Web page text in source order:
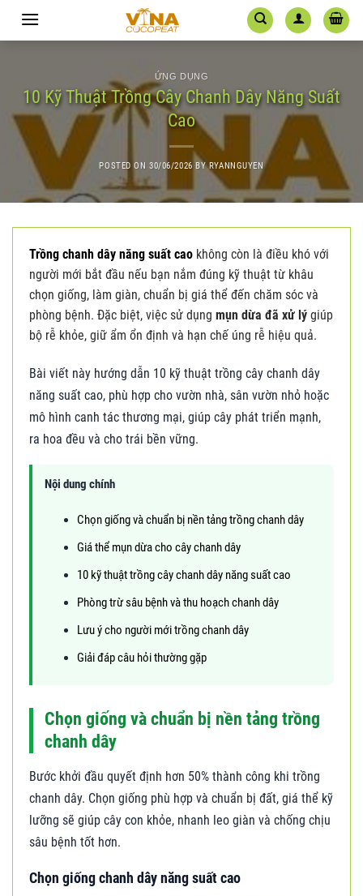
ỨNG DỤNG
10 Kỹ Thuật Trồng Cây Chanh Dây Năng Suất
Cao
POSTED ON30/06/2026 BYRYANNGUYEN
Trồng chanh dây năng suất cao không còn là điều khó với
người mới bắt đầu nếu bạn nắm đúng kỹ thuật từ khâu
chọn giống, làm giàn, chuẩn bị giá thể đến chăm sóc và
phòng bệnh. Đặc biệt, việc sử dụng mụn dừa đã xử lý giúp
bộ rễ khỏe, giữ ẩm ổn định và hạn chế úng rễ hiệu quả.
Bài viết này hướng dẫn 10 kỹ thuật trồng cây chanh dây
năng suất cao, phù hợp cho vườn nhà, sân vườn nhỏ hoặc
mô hình canh tác thương mại, giúp cây phát triển mạnh,
ra hoa đều và cho trái bền vững.
Nội dung chính
Chọn giống và chuẩn bị nền tảng trồng chanh dây
Giá thể mụn dừa cho cây chanh dây
10 kỹ thuật trồng cây chanh dây năng suất cao
Phòng trừ sâu bệnh và thu hoạch chanh dây
Lưu ý cho người mới trồng chanh dây
Giải đáp câu hỏi thường gặp
Chọn giống và chuẩn bị nền tảng trồng
chanh dây
Bước khởi đầu quyết định hơn 50% thành công khi trồng
chanh dây. Chọn giống phù hợp và chuẩn bị đất, giá thể kỹ
lưỡng sẽ giúp cây con khỏe, nhanh leo giàn và chống chịu
sâu bệnh tốt hơn.
Chọn giống chanh dây năng suất cao